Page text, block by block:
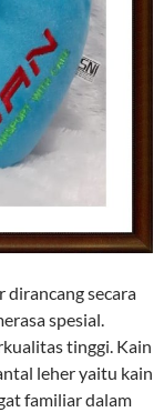
dirancang secara
spesial.
tinggi. Kain
leher yaitu kain
familiar dalam